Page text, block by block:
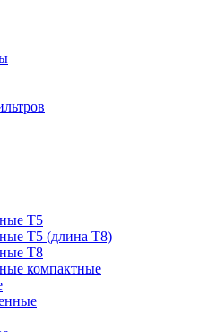
T5
T5 (длина T8)
T8
компактные